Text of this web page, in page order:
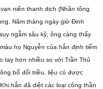
niên thanh dịch (Nhân tông
Năm tháng ngày giờ Đinh
ngẫm sâu kỹ, ông càng thấy
họ Nguyễn của hắn định tiếm
tay hơn nhiều so với Trần Thủ
bố đổi triều, liệu có được
hắn đã diệt các loại công thần